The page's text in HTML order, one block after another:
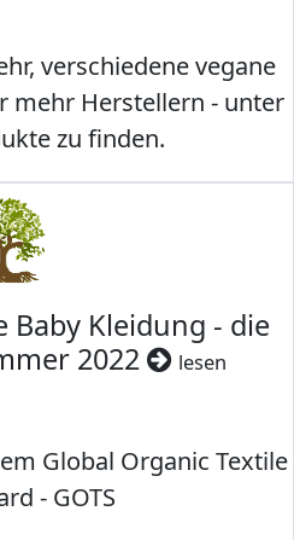
verschiedene vegane
mehr Herstellern - unter
zu finden.
Baby Kleidung - die
2022
lesen
Global Organic Textile
- GOTS